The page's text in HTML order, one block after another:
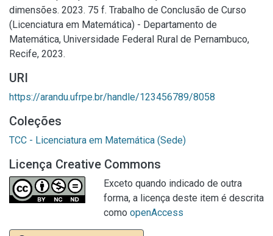
dimensões. 2023. 75 f. Trabalho de Conclusão de Curso
(Licenciatura em Matemática) - Departamento de
Matemática, Universidade Federal Rural de Pernambuco,
Recife, 2023.
URI
https://arandu.ufrpe.br/handle/123456789/8058
Coleções
TCC - Licenciatura em Matemática (Sede)
Licença Creative Commons
Exceto quando indicado de outra
forma, a licença deste item é descrita
como openAccess